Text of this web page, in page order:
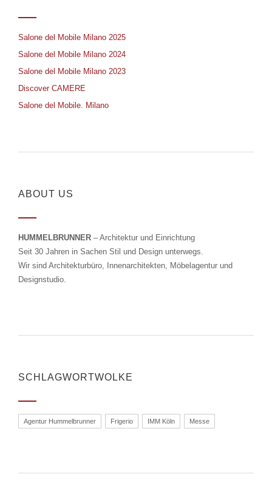
Salone del Mobile Milano 2025
Salone del Mobile Milano 2024
Salone del Mobile Milano 2023
Discover CAMERE
Salone del Mobile. Milano
ABOUT US
HUMMELBRUNNER – Architektur und Einrichtung
Seit 30 Jahren in Sachen Stil und Design unterwegs.
Wir sind Architekturbüro, Innenarchitekten, Möbelagentur und
Designstudio.
SCHLAGWORTWOLKE
Agentur Hummelbrunner Frigerio IMM Köln Messe